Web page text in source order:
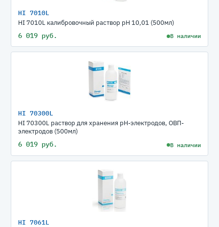
HI 7010L
HI 7010L калибровочный раствор рН 10,01 (500мл)
6 019 руб. В наличии
HI 70300L
HI 70300L раствор для хранения рН-электродов, ОВП-
электродов (500мл)
6 019 руб. В наличии
HI 7061L